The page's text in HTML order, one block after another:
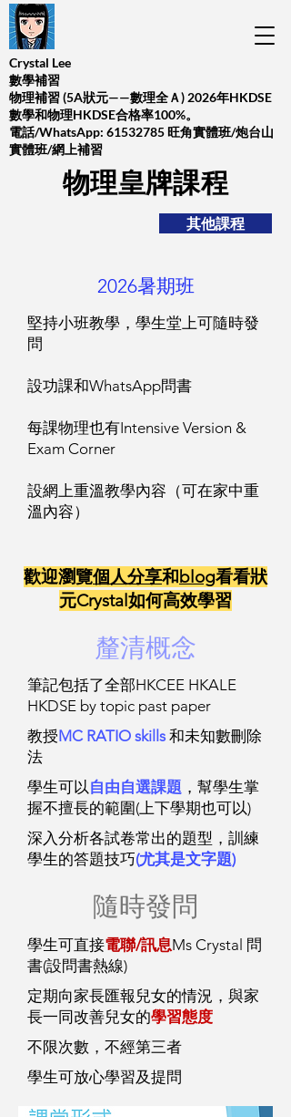
Crystal Lee
數學補習
​物理補習 (5A狀元——數理全Ａ) 2026年HKDSE
數學和物理HKDSE合格率100%。
​電話/WhatsApp: 61532785旺角實體班/炮台山
實體班/網上補習
​物理皇牌課程
其他課程
2026暑期班
堅持小班教學，學生堂上可隨時發
問
設功課和WhatsApp問書
每課物理也有Intensive Version &
Exam Corner
設網上重溫教學內容（可在家中重
溫內容）
歡​迎瀏覽個人分享和blog看看狀
元Crystal如何高效學習
​釐清概念
筆記包括了全部HKCEE HKALE
HKDSE by topic past paper
教授MC RATIO skills 和未知數刪除
法
學生可以自由自選課題 ，幫學生掌
握不擅長的範圍(上下學期也可以)
深入分析各試卷常出的題型，訓練
學生的答題技巧(尤其是文字題)
隨時發問
學生可直接電聯/訊息Ms Crystal 問
書(設問書熱線)
定期向家長匯報兒女的情況，與家
長一同改善兒女的學習態度
不限次數，不經第三者
學生可放心學習及提問